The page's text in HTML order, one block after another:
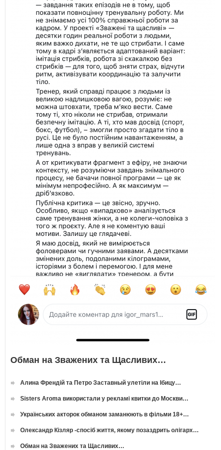
Обман на Зважених та Щасливих…
Алина Френдій та Петро Заставный улетіли на Ібицу…
Sisters Aroma використали у рекламі квитки до Москви…
Українських акторок обманом заманюють в фільми 18+…
Олександр Кізляр -спосіб життя, якому позаздрить олігарх…
Обман на Зважених та Щасливих…